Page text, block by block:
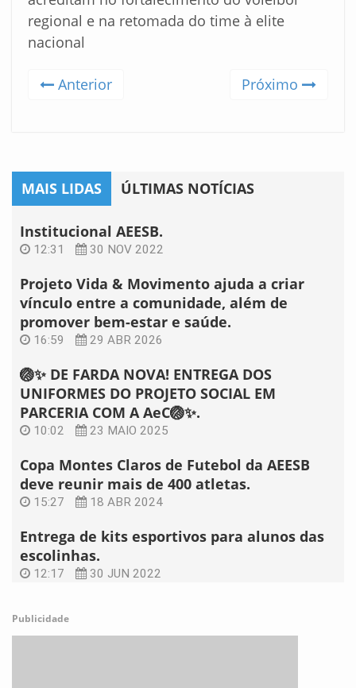
regional e na retomada do time à elite
nacional
Anterior Próximo
MAIS LIDAS ÚLTIMAS NOTÍCIAS
Institucional AEESB.
12:31 30 NOV 2022
Projeto Vida & Movimento ajuda a criar
vínculo entre a comunidade, além de
promover bem-estar e saúde.
16:59 29 ABR 2026
🏐✨ DE FARDA NOVA! ENTREGA DOS
UNIFORMES DO PROJETO SOCIAL EM
PARCERIA COM A AeC🏐✨.
10:02 23 MAIO 2025
Copa Montes Claros de Futebol da AEESB
deve reunir mais de 400 atletas.
15:27 18 ABR 2024
Entrega de kits esportivos para alunos das
escolinhas.
12:17 30 JUN 2022
Publicidade